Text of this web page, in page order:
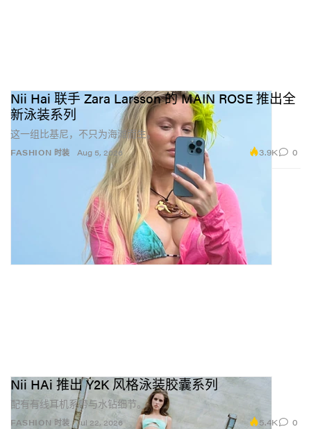
FASHION 时装
Nii Hai 联手 Zara Larsson 的 MAIN ROSE 推出全
新泳装系列
这一组比基尼，不只为海滩而生。
Aug 5, 2026 3.9K 0
FASHION 时装
Nii HAi 推出 Y2K 风格泳装胶囊系列
配有有线耳机系带与水钻细节。
Jul 22, 2026 5.4K 0